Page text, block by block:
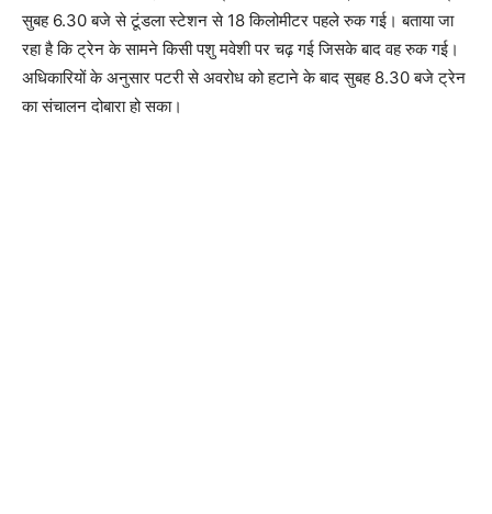
सुबह 6.30 बजे से टूंडला स्टेशन से 18 किलोमीटर पहले रुक गई। बताया जा
रहा है कि ट्रेन के सामने किसी पशु मवेशी पर चढ़ गई जिसके बाद वह रुक गई।
अधिकारियों के अनुसार पटरी से अवरोध को हटाने के बाद सुबह 8.30 बजे ट्रेन
का संचालन दोबारा हो सका।